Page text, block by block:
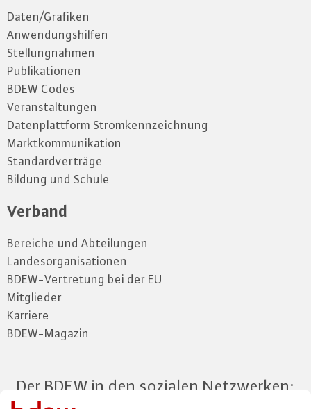
Daten/Grafiken
Anwendungshilfen
Stellungnahmen
Publikationen
BDEW Codes
Veranstaltungen
Datenplattform Stromkennzeichnung
Marktkommunikation
Standardverträge
Bildung und Schule
Verband
Bereiche und Abteilungen
Landesorganisationen
BDEW-Vertretung bei der EU
Mitglieder
Karriere
BDEW-Magazin
Der BDEW in den sozialen Netzwerken: